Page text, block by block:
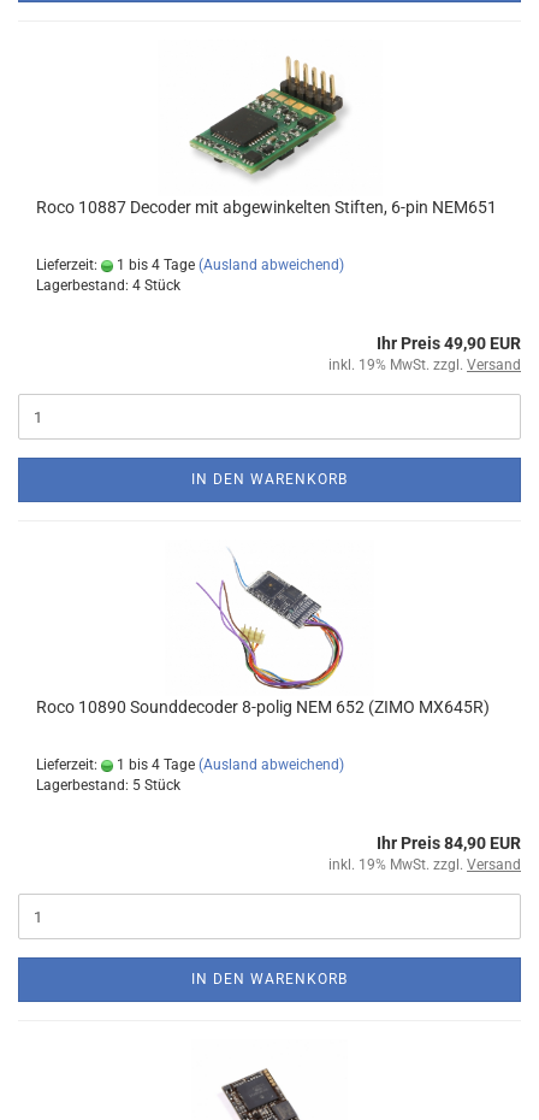
Roco 10887 Decoder mit abgewinkelten Stiften, 6-pin NEM651
Lieferzeit: 1 bis 4 Tage (Ausland abweichend)
Lagerbestand: 4 Stück
Ihr Preis 49,90 EUR
inkl. 19% MwSt. zzgl. Versand
IN DEN WARENKORB
Roco 10890 Sounddecoder 8-polig NEM 652 (ZIMO MX645R)
Lieferzeit: 1 bis 4 Tage (Ausland abweichend)
Lagerbestand: 5 Stück
Ihr Preis 84,90 EUR
inkl. 19% MwSt. zzgl. Versand
IN DEN WARENKORB